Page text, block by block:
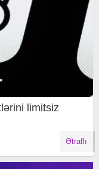
limitsiz
Ətraflı